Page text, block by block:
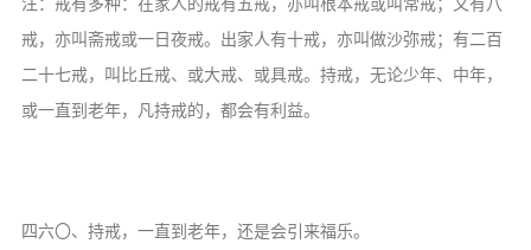
道风建设
法音宣流
戒，亦叫斋戒或一日夜戒。出家人有十戒，亦叫做沙弥戒；有二百
二十七戒，叫比丘戒、或大戒、或具戒。持戒，无论少年、中年，
或一直到老年，凡持戒的，都会有利益。
四六〇、持戒，一直到老年，还是会引来福乐。